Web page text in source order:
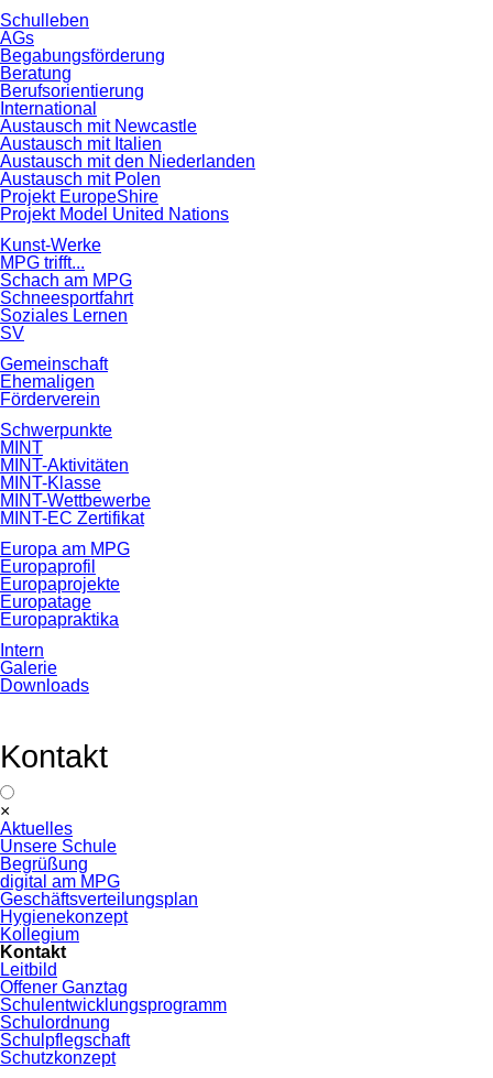
Schulleben
AGs
Begabungsförderung
Beratung
Berufsorientierung
International
Austausch mit Newcastle
Austausch mit Italien
Austausch mit den Niederlanden
Austausch mit Polen
Projekt EuropeShire
Projekt Model United Nations
Kunst-Werke
MPG trifft...
Schach am MPG
Schneesportfahrt
Soziales Lernen
SV
Gemeinschaft
Ehemaligen
Förderverein
Schwerpunkte
MINT
MINT-Aktivitäten
MINT-Klasse
MINT-Wettbewerbe
MINT-EC Zertifikat
Europa am MPG
Europaprofil
Europaprojekte
Europatage
Europapraktika
Intern
Galerie
Downloads
Kontakt
×
überspringen
Aktuelles
Unsere Schule
Begrüßung
digital am MPG
Geschäftsverteilungsplan
Hygienekonzept
Kollegium
Kontakt
Leitbild
Offener Ganztag
Schulentwicklungsprogramm
Schulordnung
Schulpflegschaft
Schutzkonzept